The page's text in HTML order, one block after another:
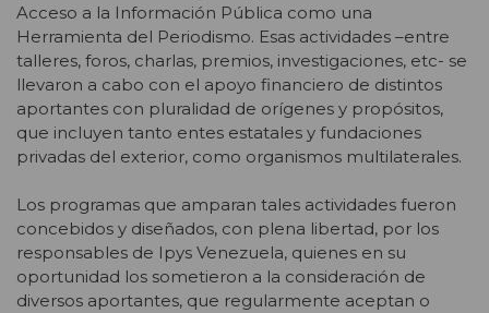
Acceso a la Información Pública como una
Herramienta del Periodismo. Esas actividades –entre
talleres, foros, charlas, premios, investigaciones, etc- se
llevaron a cabo con el apoyo financiero de distintos
aportantes con pluralidad de orígenes y propósitos,
que incluyen tanto entes estatales y fundaciones
privadas del exterior, como organismos multilaterales.
Los programas que amparan tales actividades fueron
concebidos y diseñados, con plena libertad, por los
responsables de Ipys Venezuela, quienes en su
oportunidad los sometieron a la consideración de
diversos aportantes, que regularmente aceptan o